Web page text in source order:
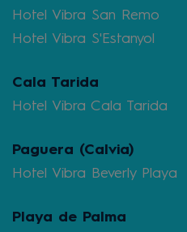
Hotel Vibra San Remo
Hotel Vibra S'Estanyol
Cala Tarida
Hotel Vibra Cala Tarida
Paguera (Calvia)
Hotel Vibra Beverly Playa
Playa de Palma